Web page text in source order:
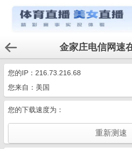
金家庄电信网速
您的IP： 216.73.216.68
您来自：美国
您的下载速度为：